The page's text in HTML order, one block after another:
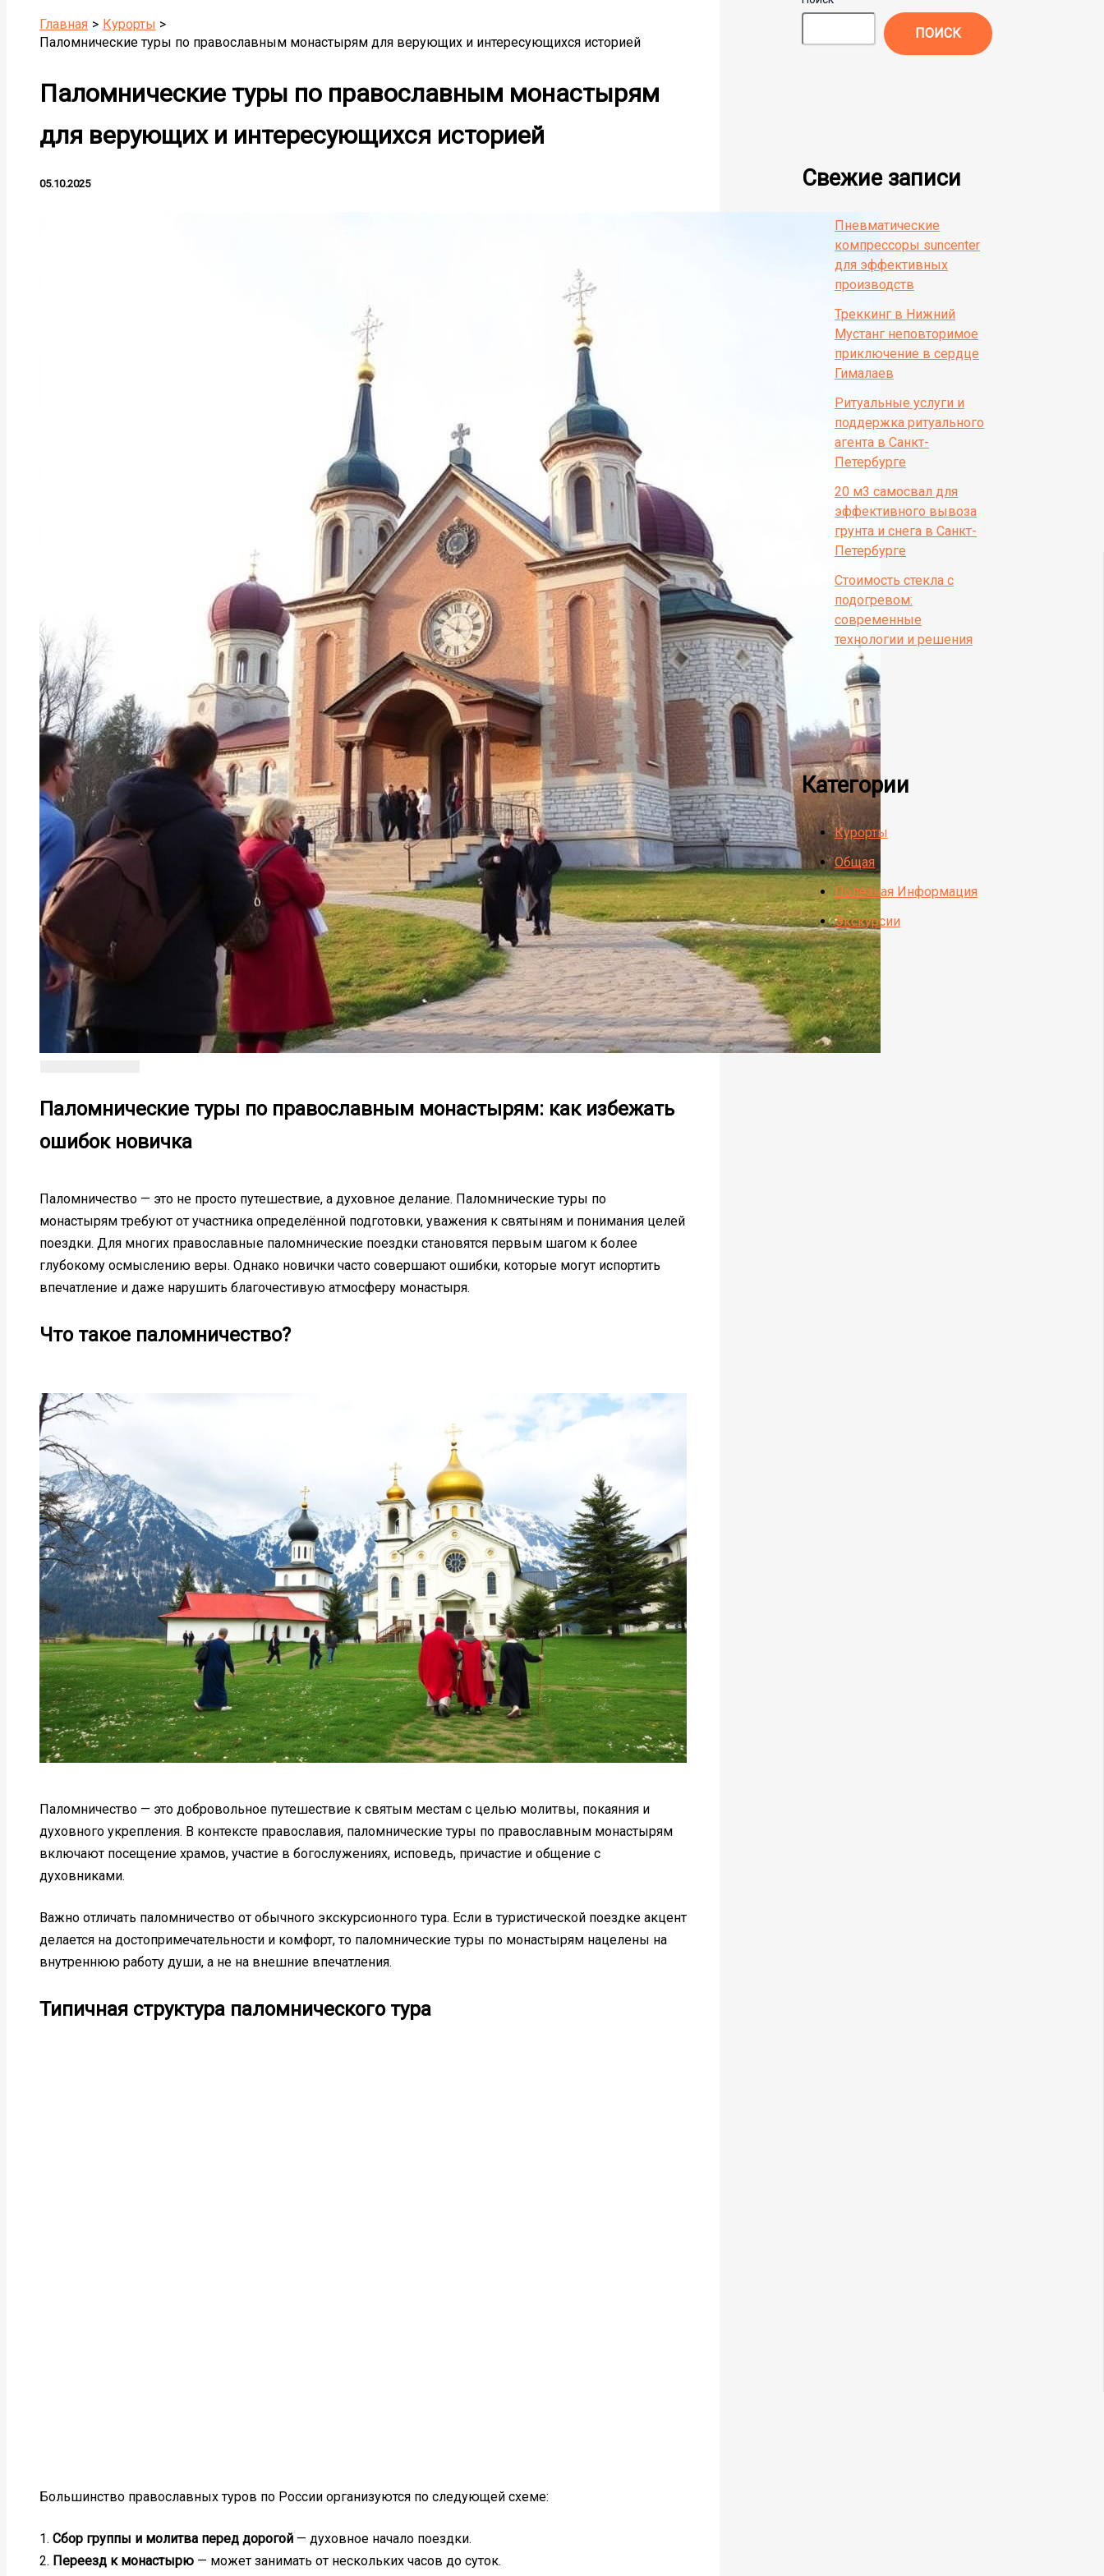
Главная
Курорты
Паломнические туры по православным монастырям для верующих и интересующихся историей
Паломнические туры по православным монастырям
для верующих и интересующихся историей
05.10.2025
Паломнические туры по православным монастырям: как избежать
ошибок новичка
Паломничество — это не просто путешествие, а духовное делание. Паломнические туры по
монастырям требуют от участника определённой подготовки, уважения к святыням и понимания целей
поездки. Для многих православные паломнические поездки становятся первым шагом к более
глубокому осмыслению веры. Однако новички часто совершают ошибки, которые могут испортить
впечатление и даже нарушить благочестивую атмосферу монастыря.
Что такое паломничество?
Паломничество — это добровольное путешествие к святым местам с целью молитвы, покаяния и
духовного укрепления. В контексте православия, паломнические туры по православным монастырям
включают посещение храмов, участие в богослужениях, исповедь, причастие и общение с
духовниками.
Важно отличать паломничество от обычного экскурсионного тура. Если в туристической поездке акцент
делается на достопримечательности и комфорт, то паломнические туры по монастырям нацелены на
внутреннюю работу души, а не на внешние впечатления.
Типичная структура паломнического тура
Большинство православных туров по России организуются по следующей схеме:
1. Сбор группы и молитва перед дорогой — духовное начало поездки.
2. Переезд к монастырю — может занимать от нескольких часов до суток.
ПОИСК
Свежие записи
Пневматические
компрессоры suncenter
для эффективных
производств
Треккинг в Нижний
Мустанг неповторимое
приключение в сердце
Гималаев
Ритуальные услуги и
поддержка ритуального
агента в Санкт-
Петербурге
20 м3 самосвал для
эффективного вывоза
грунта и снега в Санкт-
Петербурге
Стоимость стекла с
подогревом:
современные
технологии и решения
Категории
Курорты
Общая
Полезная Информация
Экскурсии